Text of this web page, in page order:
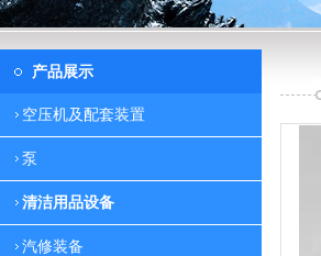
产品展示
空压机及配套装置
泵
清洁用品设备
汽修装备